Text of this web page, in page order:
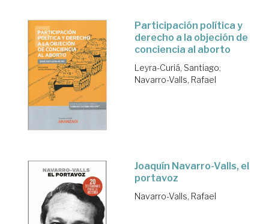
Participación política y
derecho a la objeción de
conciencia al aborto
Leyra-Curiá, Santiago;
Navarro-Valls, Rafael
Joaquín Navarro-Valls, el
portavoz
Navarro-Valls, Rafael